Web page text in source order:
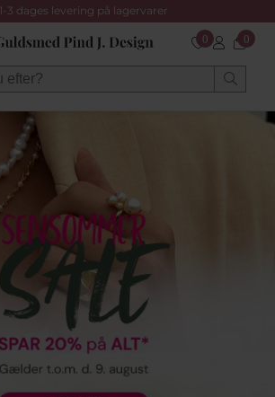
1-3 dages levering på lagervarer
0 0